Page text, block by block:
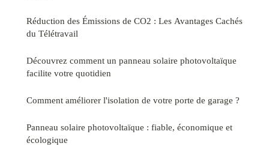
Réduction des Émissions de CO2 : Les Avantages Cachés
du Télétravail
Découvrez comment un panneau solaire photovoltaïque
facilite votre quotidien
Comment améliorer l'isolation de votre porte de garage ?
Panneau solaire photovoltaïque : fiable, économique et
écologique